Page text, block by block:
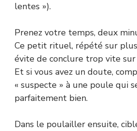
lentes »).
Prenez votre temps, deux
Ce petit rituel, répété sur
évite de conclure trop vite
Et si vous avez un doute,
« suspecte » à une poule qui
parfaitement bien.
Dans le poulailler ensuite,